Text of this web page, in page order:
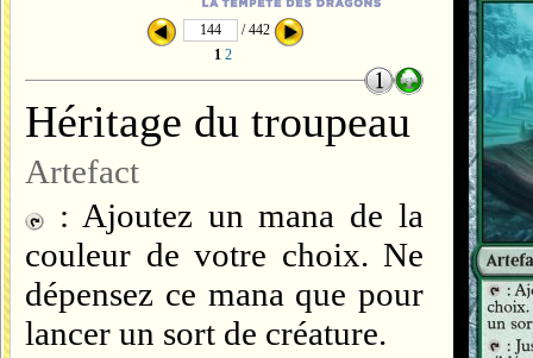
/ 442
1 2
Héritage du troupeau
Artefact
: Ajoutez un mana de la
couleur de votre choix. Ne
dépensez ce mana que pour
lancer un sort de créature.